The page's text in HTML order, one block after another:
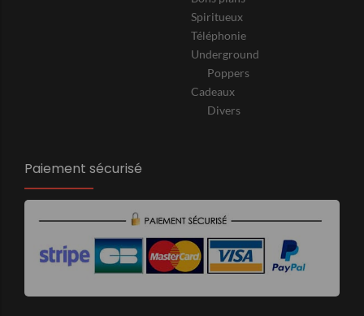
Spiritueux
Téléphonie
Underground
Poppers
Cadeaux
Divers
Paiement sécurisé